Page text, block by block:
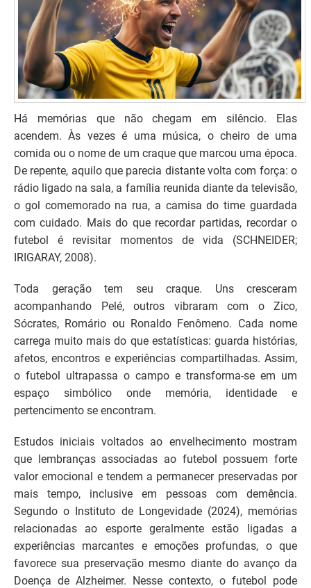
Há memórias que não chegam em silêncio. Elas
acendem. Às vezes é uma música, o cheiro de uma
comida ou o nome de um craque que marcou uma época.
De repente, aquilo que parecia distante volta com força: o
rádio ligado na sala, a família reunida diante da televisão,
o gol comemorado na rua, a camisa do time guardada
com cuidado. Mais do que recordar partidas, recordar o
futebol é revisitar momentos de vida (SCHNEIDER;
IRIGARAY, 2008).
Toda geração tem seu craque. Uns cresceram
acompanhando Pelé, outros vibraram com o Zico,
Sócrates, Romário ou Ronaldo Fenômeno. Cada nome
carrega muito mais do que estatísticas: guarda histórias,
afetos, encontros e experiências compartilhadas. Assim,
o futebol ultrapassa o campo e transforma-se em um
espaço simbólico onde memória, identidade e
pertencimento se encontram.
Estudos iniciais voltados ao envelhecimento mostram
que lembranças associadas ao futebol possuem forte
valor emocional e tendem a permanecer preservadas por
mais tempo, inclusive em pessoas com demência.
Segundo o Instituto de Longevidade (2024), memórias
relacionadas ao esporte geralmente estão ligadas a
experiências marcantes e emoções profundas, o que
favorece sua preservação mesmo diante do avanço da
Doença de Alzheimer. Nesse contexto, o futebol pode